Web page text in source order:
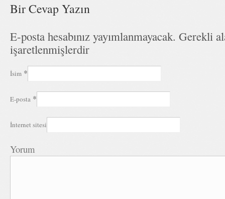
Bir Cevap Yazın
E-posta hesabınız yayımlanmayacak. Gerekli
işaretlenmişlerdir
İsim *
E-posta *
İnternet sitesi
Yorum